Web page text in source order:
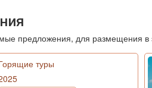
предложения, для размещения в
туры